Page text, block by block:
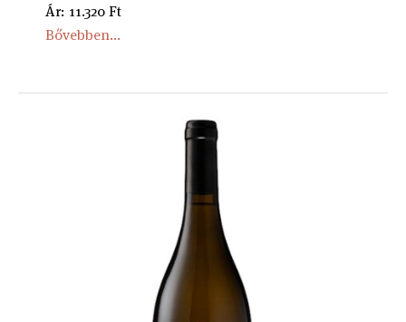
Ár: 11.320 Ft
Bővebben...